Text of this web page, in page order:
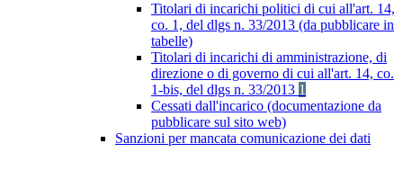
Titolari di incarichi politici di cui all'art. 14,
co. 1, del dlgs n. 33/2013 (da pubblicare in
tabelle)
Titolari di incarichi di amministrazione, di
direzione o di governo di cui all'art. 14, co.
1-bis, del dlgs n. 33/2013 1
Cessati dall'incarico (documentazione da
pubblicare sul sito web)
Sanzioni per mancata comunicazione dei dati